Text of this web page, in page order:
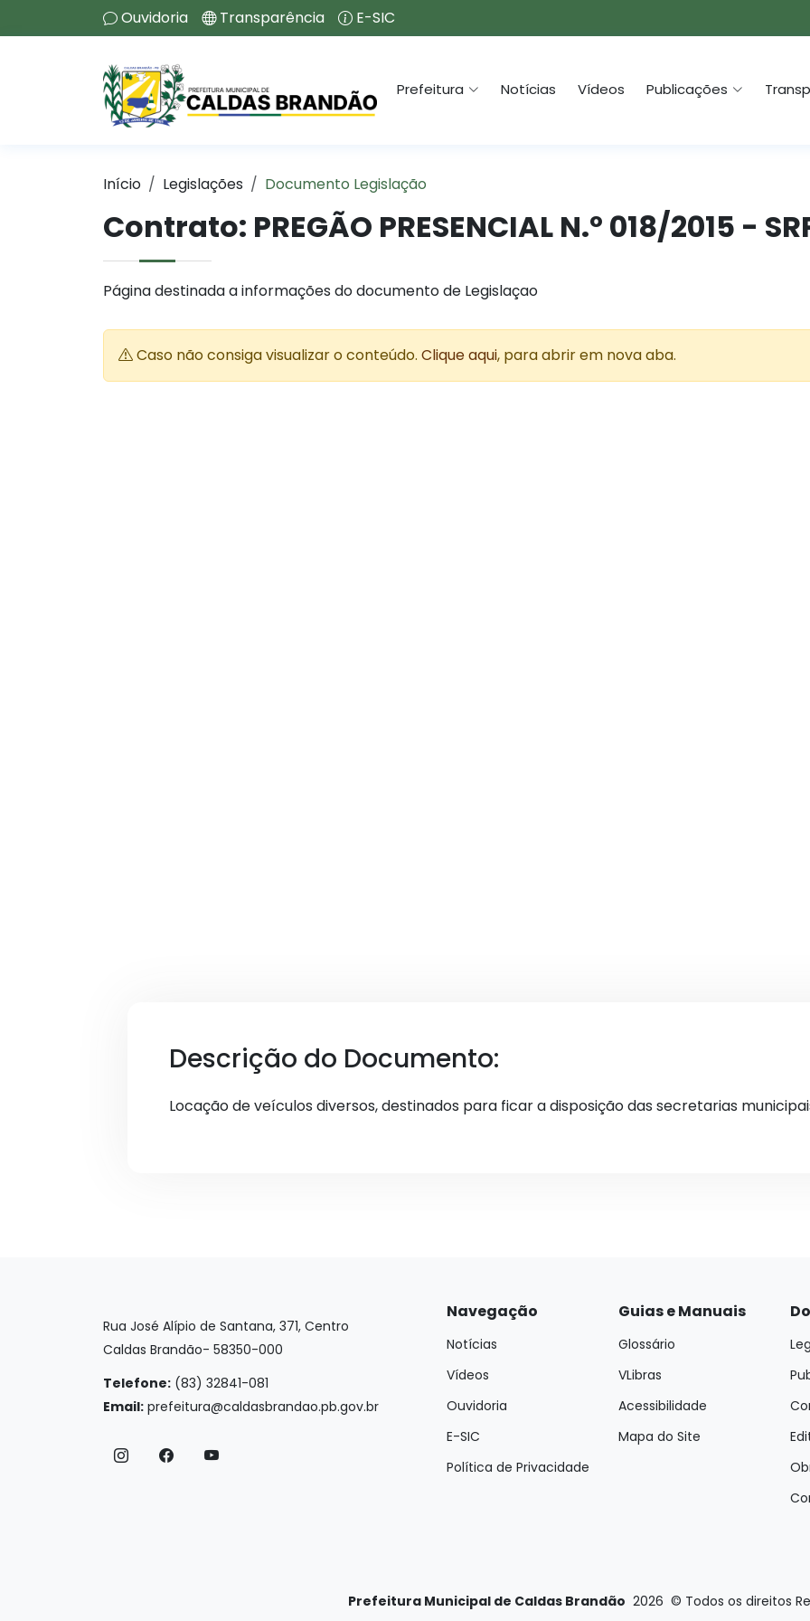
Ouvidoria Transparência E-SIC
Prefeitura Notícias Vídeos Publicações
Início Legislações Documento Legislação
Contrato: PREGÃO PRESENCIAL N.º 018/2015 -
Página destinada a informações do documento de Legislaçao
Caso não consiga visualizar o conteúdo. Clique aqui, para abrir em nova aba.
Descrição do Documento:
Locação de veículos diversos, destinados para ficar a disposição das secretarias
Rua José Alípio de Santana, 371, Centro
Caldas Brandão- 58350-000
Telefone: (83) 32841-081
Email: prefeitura@caldasbrandao.pb.gov.br
Navegação
Notícias
Vídeos
Ouvidoria
E-SIC
Política de Privacidade
Guias e Manuais
Glossário
VLibras
Acessibilidade
Mapa do Site
Prefeitura Municipal de Caldas Brandão 2026 © Todos os direitos